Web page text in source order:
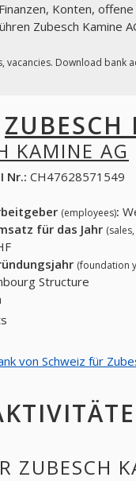
Konten,
Zubesch Kamine
vacancies. Download bank
ZUBESCH
KAMINE AG
Nr.: CH47628571549
(employees):
für das Jahr
(foundation
Structure
von Schweiz für
ZUBESCH